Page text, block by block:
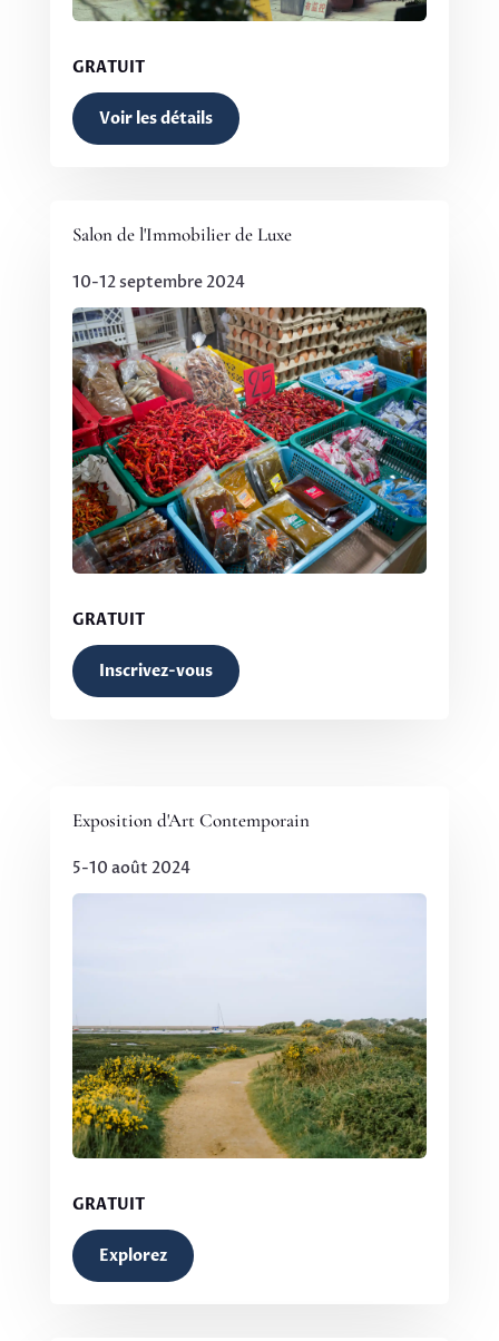
GRATUIT
Voir les détails
Salon de l'Immobilier de Luxe
10-12 septembre 2024
GRATUIT
Inscrivez-vous
Exposition d'Art Contemporain
5-10 août 2024
GRATUIT
Explorez